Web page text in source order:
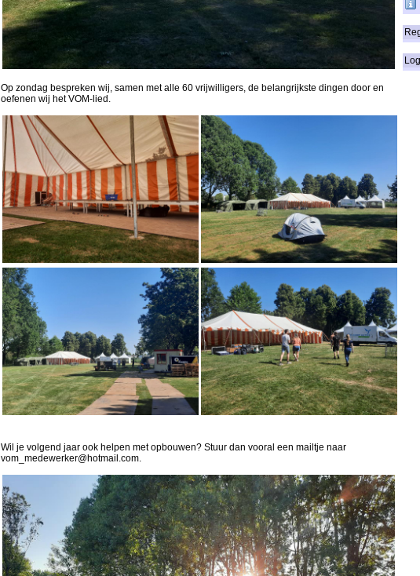
Op zondag bespreken wij, samen met alle 60 vrijwilligers, de belangrijkste dingen door en
oefenen wij het VOM-lied.
Wil je volgend jaar ook helpen met opbouwen? Stuur dan vooral een mailtje naar
vom_medewerker@hotmail.com.